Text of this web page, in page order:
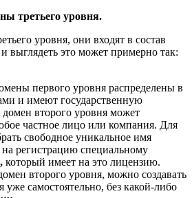
третьего уровня.
уровня, они входят в состав
выглядеть это может примерно так:
первого уровня распределены в
и имеют государственную
второго уровня может
частное лицо или компания. Для
свободное уникальное имя
на регистрацию специальному
который имеет на это лицензию.
второго уровня, можно создавать
уже самостоятельно, без какой-либо